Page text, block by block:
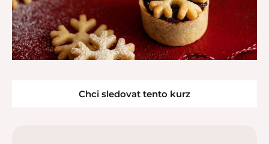
Chci sledovat tento kurz